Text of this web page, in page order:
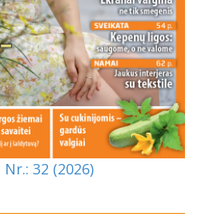
32 (2026)